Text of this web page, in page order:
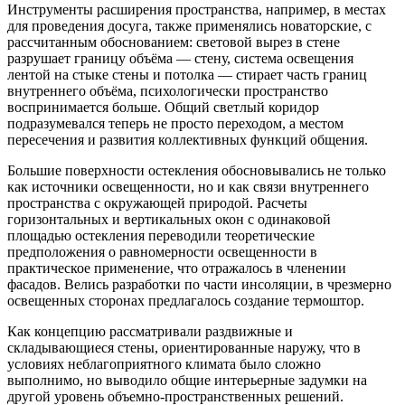
Инструменты расширения пространства, например, в местах
для проведения досуга, также применялись новаторские, с
рассчитанным обоснованием: световой вырез в стене
разрушает границу объёма — стену, система освещения
лентой на стыке стены и потолка — стирает часть границ
внутреннего объёма, психологически пространство
воспринимается больше. Общий светлый коридор
подразумевался теперь не просто переходом, а местом
пересечения и развития коллективных функций общения.
Большие поверхности остекления обосновывались не только
как источники освещенности, но и как связи внутреннего
пространства с окружающей природой. Расчеты
горизонтальных и вертикальных окон с одинаковой
площадью остекления переводили теоретические
предположения о равномерности освещенности в
практическое применение, что отражалось в членении
фасадов. Велись разработки по части инсоляции, в чрезмерно
освещенных сторонах предлагалось создание термоштор.
Как концепцию рассматривали раздвижные и
складывающиеся стены, ориентированные наружу, что в
условиях неблагоприятного климата было сложно
выполнимо, но выводило общие интерьерные задумки на
другой уровень объемно-пространственных решений.